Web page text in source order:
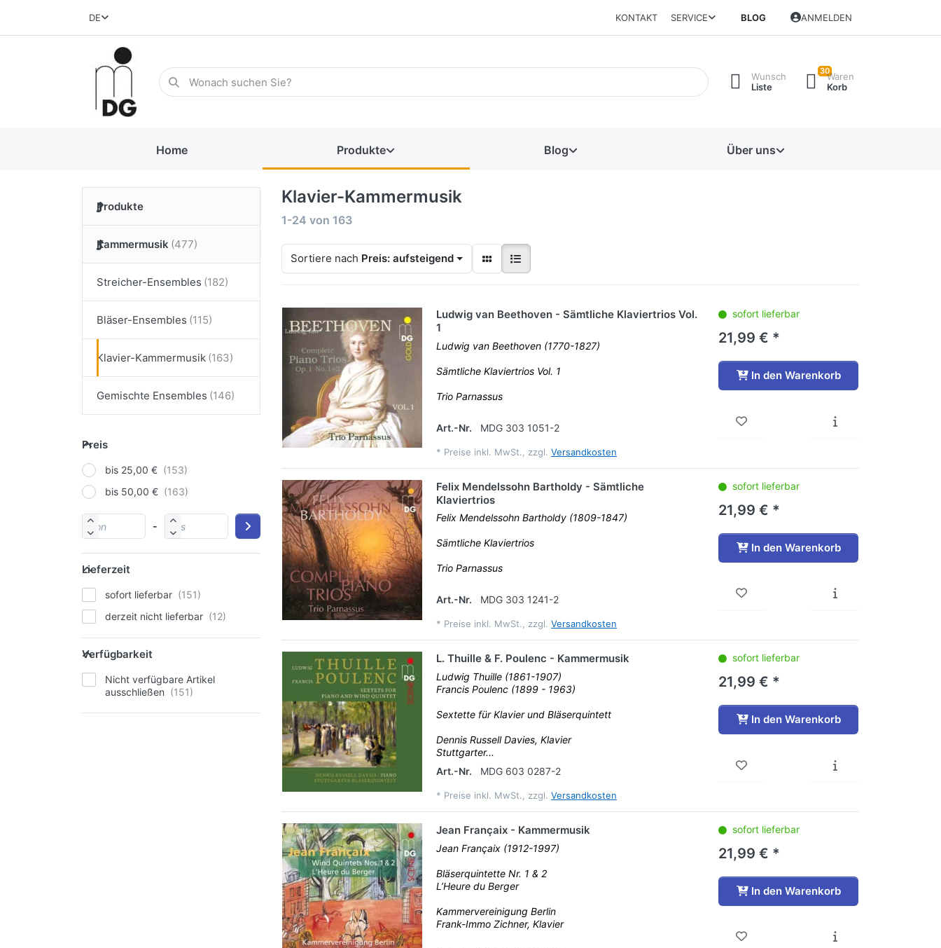
DE KONTAKT SERVICE BLOG ANMELDEN
Wunsch
Liste
30Waren
Korb
Home Produkte Blog Über uns
Produkte
Kammermusik
Streicher-Ensembles
Bläser-Ensembles
Klavier-Kammermusik
Gemischte Ensembles
Preis
bis 25,00 €
bis 50,00 €
-
Lieferzeit
sofort lieferbar
derzeit nicht lieferbar
Verfügbarkeit
Nicht verfügbare Artikel
ausschließen
Klavier-Kammermusik
1-24 von 163
Sortiere nach Preis: aufsteigend
Ludwig van Beethoven - Sämtliche Klaviertrios Vol.
1
Ludwig van Beethoven (1770-1827)
Sämtliche Klaviertrios Vol. 1
Trio Parnassus
Art.-Nr. MDG 303 1051-2
* Preise inkl. MwSt., zzgl. Versandkosten
sofort lieferbar
21,99 € *
In den Warenkorb
Felix Mendelssohn Bartholdy - Sämtliche
Klaviertrios
Felix Mendelssohn Bartholdy (1809-1847)
Sämtliche Klaviertrios
Trio Parnassus
Art.-Nr. MDG 303 1241-2
* Preise inkl. MwSt., zzgl. Versandkosten
sofort lieferbar
21,99 € *
In den Warenkorb
L. Thuille & F. Poulenc - Kammermusik
Ludwig Thuille (1861-1907)
Francis Poulenc (1899 - 1963)
Sextette für Klavier und Bläserquintett
Dennis Russell Davies, Klavier
Stuttgarter...
Art.-Nr.
MDG 603 0287-2
* Preise inkl. MwSt., zzgl. Versandkosten
sofort lieferbar
21,99 € *
In den Warenkorb
Jean Françaix - Kammermusik
Jean Françaix (1912-1997)
Bläserquintette Nr. 1 & 2
L’Heure du Berger
Kammervereinigung Berlin
Frank-Immo Zichner, Klavier
sofort lieferbar
21,99 € *
In den Warenkorb